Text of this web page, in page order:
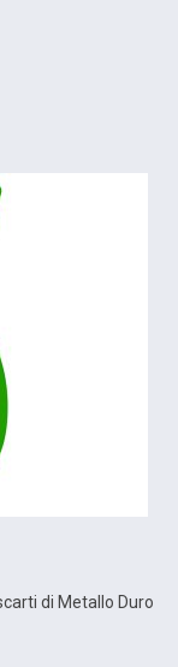
di Metallo Duro